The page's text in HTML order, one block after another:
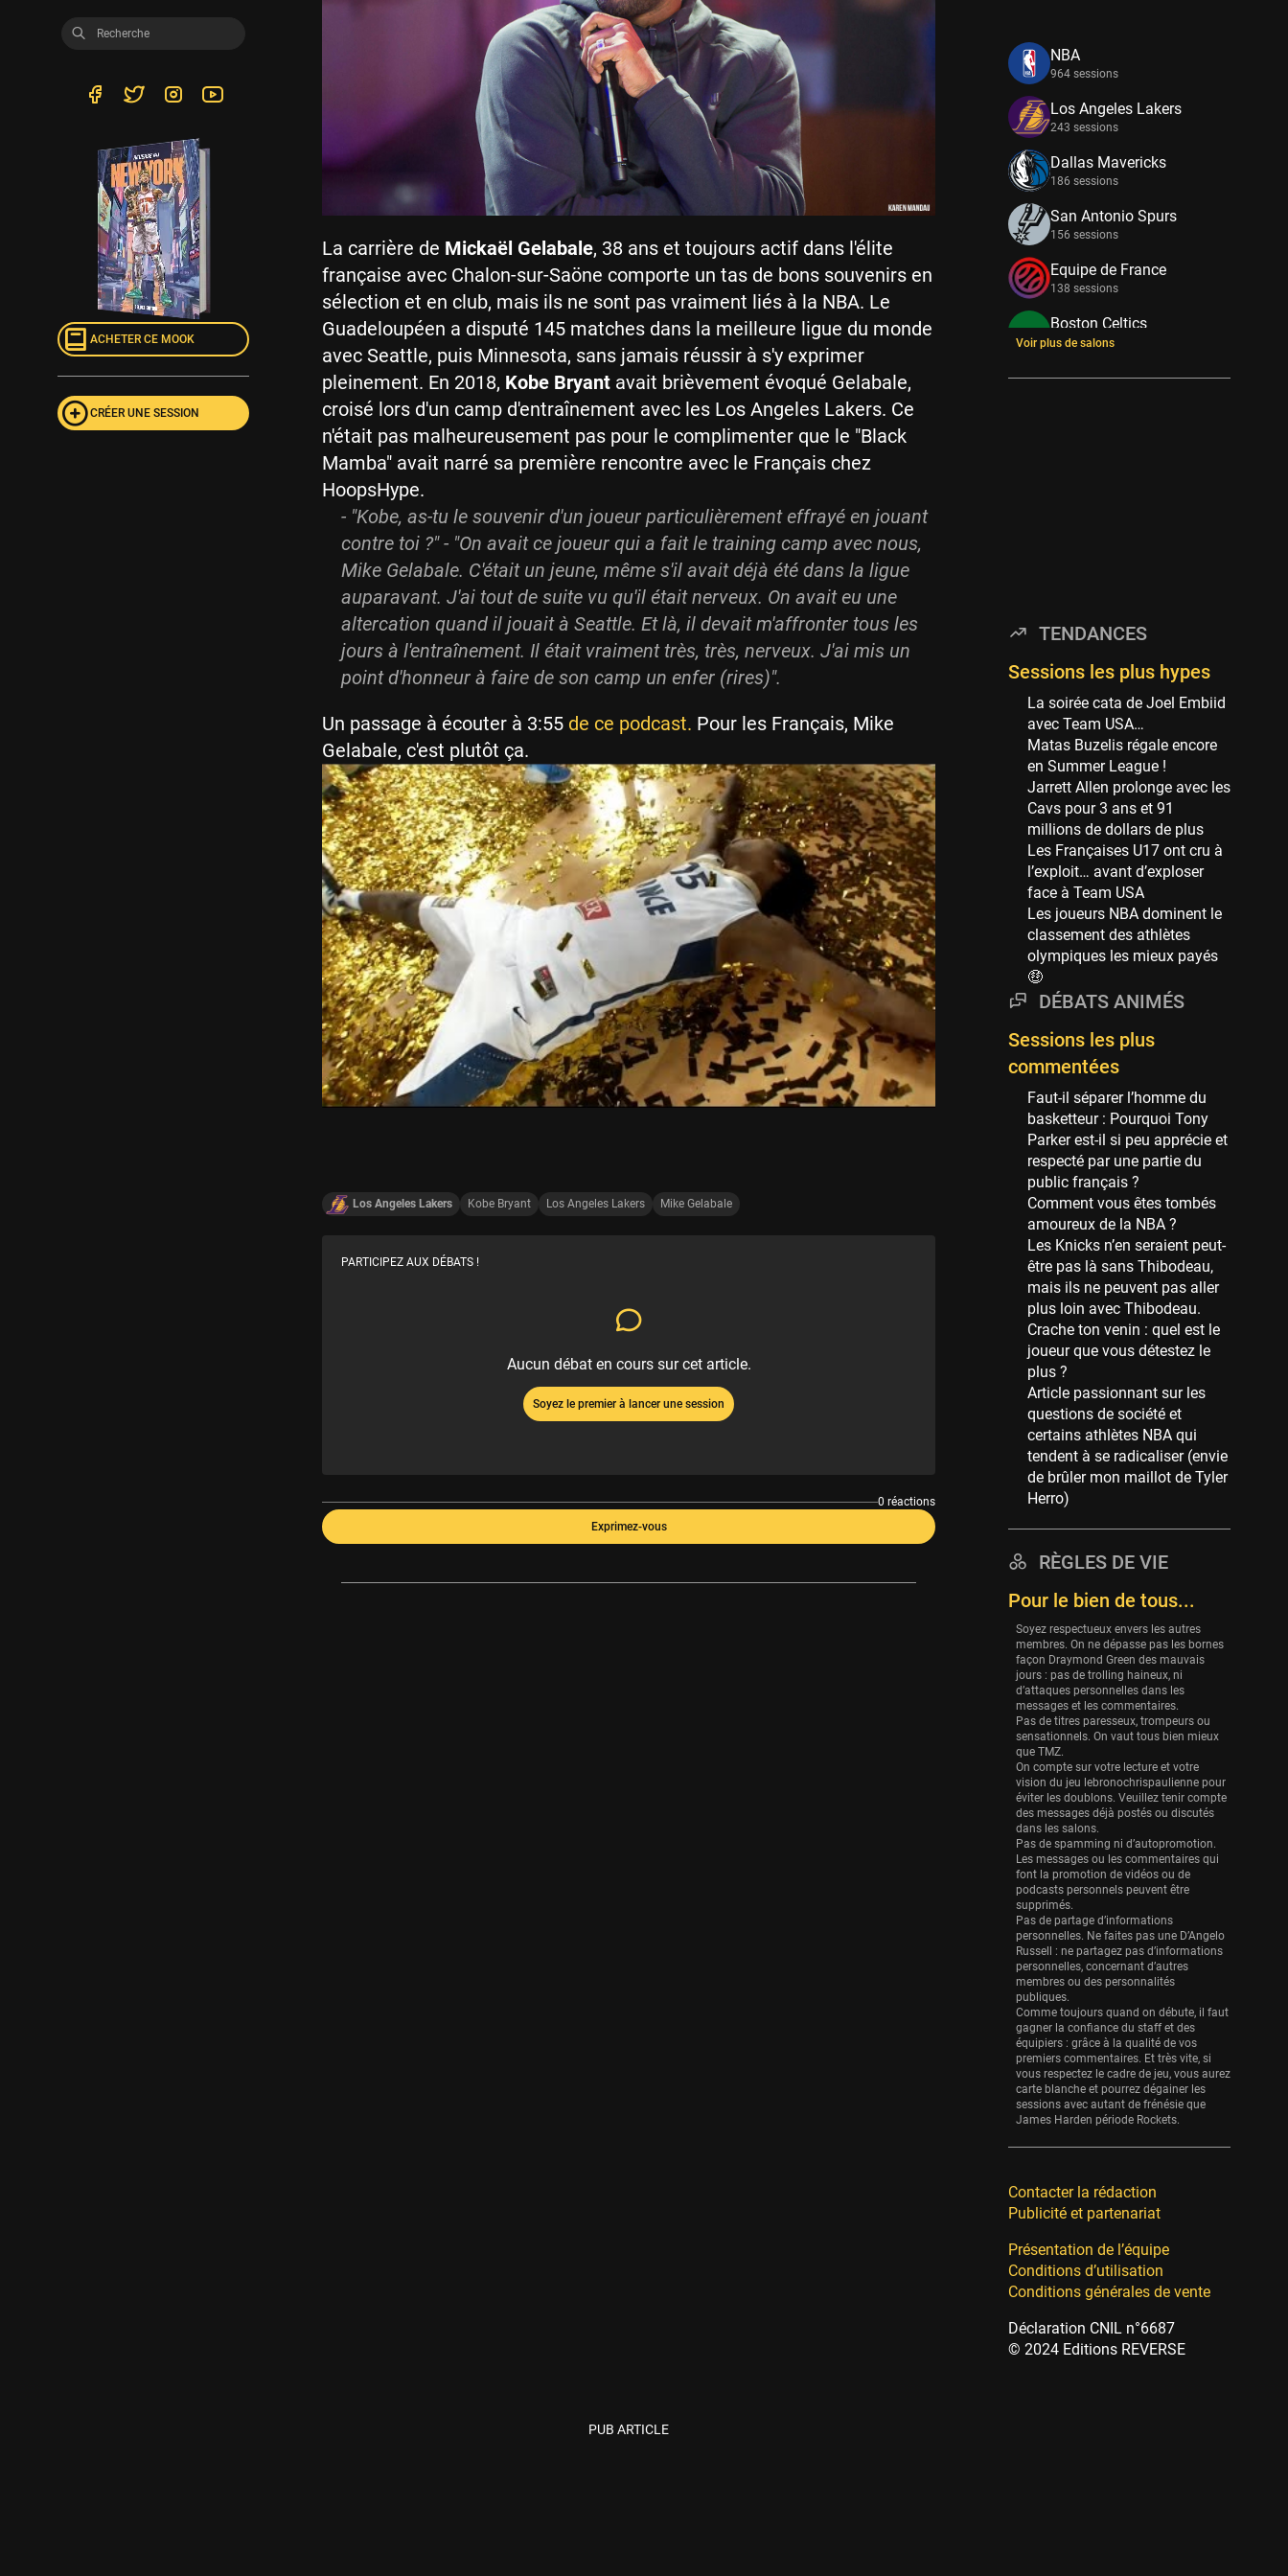
La carrière de Mickaël Gelabale, 38 ans et toujours actif dans l'élite
française avec Chalon-sur-Saöne comporte un tas de bons souvenirs en
sélection et en club, mais ils ne sont pas vraiment liés à la NBA. Le
Guadeloupéen a disputé 145 matches dans la meilleure ligue du monde
avec Seattle, puis Minnesota, sans jamais réussir à s'y exprimer
pleinement. En 2018, Kobe Bryant avait brièvement évoqué Gelabale,
croisé lors d'un camp d'entraînement avec les Los Angeles Lakers. Ce
n'était pas malheureusement pas pour le complimenter que le "Black
Mamba" avait narré sa première rencontre avec le Français chez
HoopsHype.
- "Kobe, as-tu le souvenir d'un joueur particulièrement effrayé en jouant
contre toi ?" - "On avait ce joueur qui a fait le training camp avec nous,
Mike Gelabale. C'était un jeune, même s'il avait déjà été dans la ligue
auparavant. J'ai tout de suite vu qu'il était nerveux. On avait eu une
altercation quand il jouait à Seattle. Et là, il devait m'affronter tous les
jours à l'entraînement. Il était vraiment très, très, nerveux. J'ai mis un
point d'honneur à faire de son camp un enfer (rires)".
Un passage à écouter à 3:55 de ce podcast. Pour les Français, Mike
Gelabale, c'est plutôt ça.
Los Angeles Lakers Kobe Bryant Los Angeles Lakers Mike Gelabale
PARTICIPEZ AUX DÉBATS !
Aucun débat en cours sur cet article.
Soyez le premier à lancer une session
0 réactions
Exprimez-vous
PUB ARTICLE
ACHETER CE MOOK
CRÉER UNE SESSION
NBA
964 sessions
Los Angeles Lakers
243 sessions
Dallas Mavericks
186 sessions
San Antonio Spurs
156 sessions
Equipe de France
138 sessions
Boston Celtics
133 sessions
New York Knicks
Philadelphia Sixers
89 sessions
Milwaukee Bucks
82 sessions
Hoop Culture
73 sessions
Oklahoma City Thunder
69 sessions
Phoenix Suns
69 sessions
Miami Heat
63 sessions
Los Angeles Clippers
53 sessions
New Orleans Pelicans
53 sessions
Jeux Olympiques
52 sessions
Atlanta Hawks
45 sessions
Chicago Bulls
41 sessions
Memphis Grizzlies
39 sessions
Cleveland Cavaliers
38 sessions
Orlando Magic
36 sessions
Euroleague
34 sessions
Charlotte Hornets
Houston Rockets
Washington Wizards
29 sessions
Portland Trail Blazers
27 sessions
Eurobasket
25 sessions
Detroit Pistons
25 sessions
Brooklyn Nets
24 sessions
Sacramento Kings
24 sessions
Utah Jazz
22 sessions
Toronto Raptors
18 sessions
REVERSE
11 sessions
Bleues
0 sessions
Voir plus de salons
TENDANCES
Sessions les plus hypes
La soirée cata de Joel Embiid
avec Team USA…
Matas Buzelis régale encore
en Summer League !
Jarrett Allen prolonge avec les
Cavs pour 3 ans et 91
millions de dollars de plus
Les Françaises U17 ont cru à
l’exploit… avant d’exploser
face à Team USA
Les joueurs NBA dominent le
classement des athlètes
olympiques les mieux payés
🤑
DÉBATS ANIMÉS
Sessions les plus
commentées
Faut-il séparer l’homme du
basketteur : Pourquoi Tony
Parker est-il si peu apprécie et
respecté par une partie du
public français ?
Comment vous êtes tombés
amoureux de la NBA ?
Les Knicks n’en seraient peut-
être pas là sans Thibodeau,
mais ils ne peuvent pas aller
plus loin avec Thibodeau.
Crache ton venin : quel est le
joueur que vous détestez le
plus ?
Article passionnant sur les
questions de société et
certains athlètes NBA qui
tendent à se radicaliser (envie
de brûler mon maillot de Tyler
Herro)
RÈGLES DE VIE
Pour le bien de tous...
Soyez respectueux envers les autres
membres. On ne dépasse pas les bornes
façon Draymond Green des mauvais
jours : pas de trolling haineux, ni
d’attaques personnelles dans les
messages et les commentaires.
Pas de titres paresseux, trompeurs ou
sensationnels. On vaut tous bien mieux
que TMZ.
On compte sur votre lecture et votre
vision du jeu lebronochrispaulienne pour
éviter les doublons. Veuillez tenir compte
des messages déjà postés ou discutés
dans les salons.
Pas de spamming ni d’autopromotion.
Les messages ou les commentaires qui
font la promotion de vidéos ou de
podcasts personnels peuvent être
supprimés.
Pas de partage d’informations
personnelles. Ne faites pas une D’Angelo
Russell : ne partagez pas d’informations
personnelles, concernant d’autres
membres ou des personnalités
publiques.
Comme toujours quand on débute, il faut
gagner la confiance du staff et des
équipiers : grâce à la qualité de vos
premiers commentaires. Et très vite, si
vous respectez le cadre de jeu, vous aurez
carte blanche et pourrez dégainer les
sessions avec autant de frénésie que
James Harden période Rockets.
Contacter la rédaction
Publicité et partenariat
Présentation de l’équipe
Conditions d’utilisation
Conditions générales de vente
Déclaration CNIL n°6687
© 2024 Editions REVERSE